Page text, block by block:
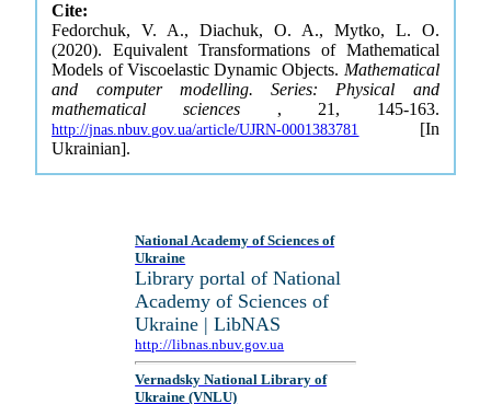
Cite:
Fedorchuk, V. A., Diachuk, O. A., Mytko, L. O.
(2020). Equivalent Transformations of Mathematical
Models of Viscoelastic Dynamic Objects. Mathematical
and computer modelling. Series: Physical and
mathematical sciences , 21, 145-163.
http://jnas.nbuv.gov.ua/article/UJRN-0001383781
[In
Ukrainian].
National Academy of Sciences of
Ukraine
Library portal of National
Academy of Sciences of
Ukraine | LibNAS
http://libnas.nbuv.gov.ua
Vernadsky National Library of
Ukraine (VNLU)